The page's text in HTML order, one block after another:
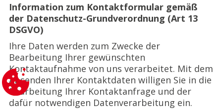
Information zum Kontaktformular gemäß
der Datenschutz-Grundverordnung (Art 13
DSGVO)
Ihre Daten werden zum Zwecke der
Bearbeitung Ihrer gewünschten
Kontaktaufnahme von uns verarbeitet. Mit dem
Absenden Ihrer Kontaktdaten willigen Sie in die
Bearbeitung Ihrer Kontaktanfrage und der
dafür notwendigen Datenverarbeitung ein.